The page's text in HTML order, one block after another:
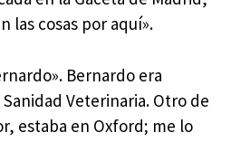
las cosas por aquí».
Bernardo era
Veterinaria. Otro de
estaba en Oxford; me lo